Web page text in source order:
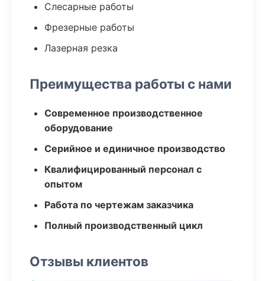
Слесарные работы
Фрезерные работы
Лазерная резка
Преимущества работы с нами
Современное производственное
оборудование
Серийное и единичное производство
Квалифицированный персонал с
опытом
Работа по чертежам заказчика
Полный производственный цикл
Отзывы клиентов